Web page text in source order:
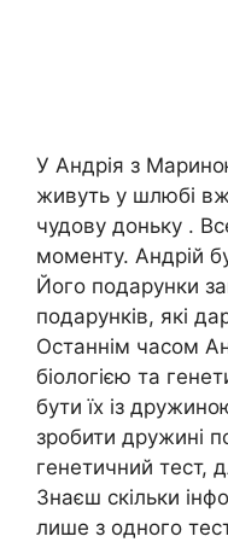
У Андрія з
живуть у шлюбі
чудову доньку .
моменту. Андрій
Його подарунки
подарунків, які
Останнім часом
біологією та
бути їх із
зробити дружині
генетичний тест,
Знаєш скільки
лише з одного